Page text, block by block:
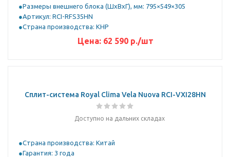
Размеры внешнего блока (ШхВхГ), мм: 795×549×305
Артикул: RCI-RFS35HN
Страна производства: КНР
Цена: 62 590р./шт
Сплит-система Royal Clima Vela Nuova RCI-VXI28HN
Доступно на дальних складах
Страна производства: Китай
Гарантия: 3 года